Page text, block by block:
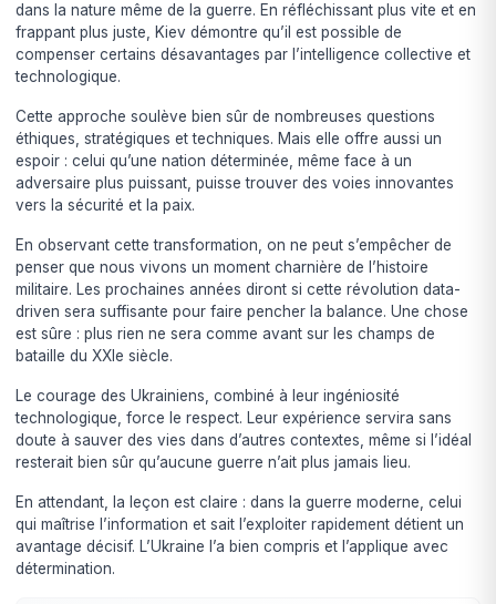
dans la nature même de la guerre. En réfléchissant plus vite et en
frappant plus juste, Kiev démontre qu’il est possible de
compenser certains désavantages par l’intelligence collective et
technologique.
Cette approche soulève bien sûr de nombreuses questions
éthiques, stratégiques et techniques. Mais elle offre aussi un
espoir : celui qu’une nation déterminée, même face à un
adversaire plus puissant, puisse trouver des voies innovantes
vers la sécurité et la paix.
En observant cette transformation, on ne peut s’empêcher de
penser que nous vivons un moment charnière de l’histoire
militaire. Les prochaines années diront si cette révolution data-
driven sera suffisante pour faire pencher la balance. Une chose
est sûre : plus rien ne sera comme avant sur les champs de
bataille du XXIe siècle.
Le courage des Ukrainiens, combiné à leur ingéniosité
technologique, force le respect. Leur expérience servira sans
doute à sauver des vies dans d’autres contextes, même si l’idéal
resterait bien sûr qu’aucune guerre n’ait plus jamais lieu.
En attendant, la leçon est claire : dans la guerre moderne, celui
qui maîtrise l’information et sait l’exploiter rapidement détient un
avantage décisif. L’Ukraine l’a bien compris et l’applique avec
détermination.